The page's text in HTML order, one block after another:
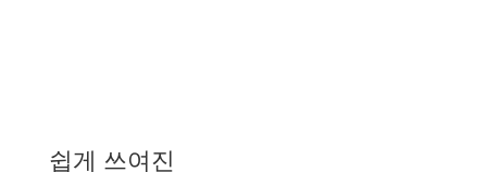
쉽게 쓰여진